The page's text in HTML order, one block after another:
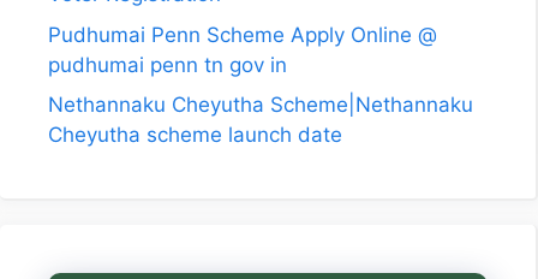
Pudhumai Penn Scheme Apply Online @
pudhumai penn tn gov in
Nethannaku Cheyutha Scheme|Nethannaku
Cheyutha scheme launch date